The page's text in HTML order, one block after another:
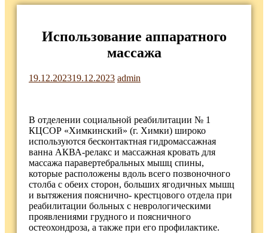
Использование аппаратного
массажа
19.12.202319.12.2023 admin
В отделении социальной реабилитации № 1
КЦСОР «Химкинский» (г. Химки) широко
используются бесконтактная гидромассажная
ванна АКВА-релакс и массажная кровать для
массажа паравертебральных мышц спины,
которые расположены вдоль всего позвоночного
столба с обеих сторон, больших ягодичных мышц
и вытяжения пояснично- крестцового отдела при
реабилитации больных с неврологическими
проявлениями грудного и поясничного
остеохондроза, а также при его профилактике.